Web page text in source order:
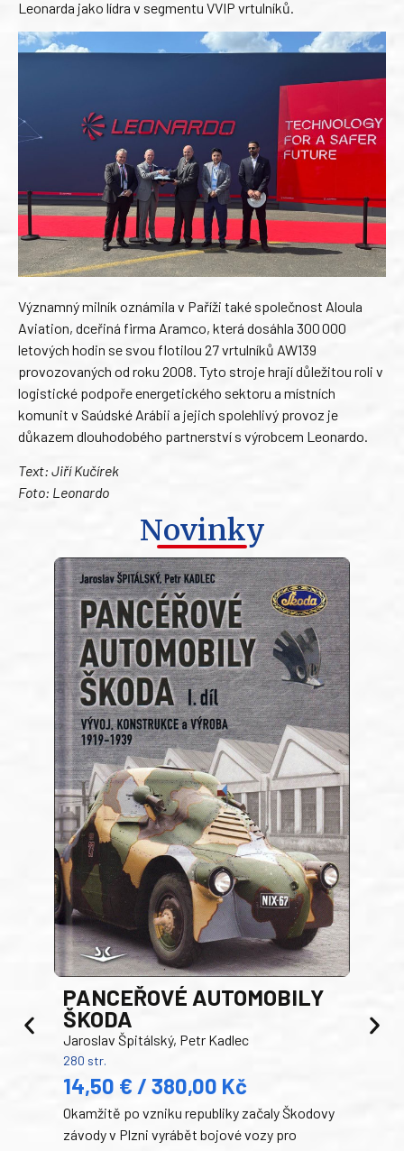
Leonarda jako lídra v segmentu VVIP vrtulníků.
Významný milník oznámila v Paříži také společnost Aloula
Aviation, dceřiná firma Aramco, která dosáhla 300 000
letových hodin se svou flotilou 27 vrtulníků AW139
provozovaných od roku 2008. Tyto stroje hrají důležitou roli v
logistické podpoře energetického sektoru a místních
komunit v Saúdské Arábii a jejich spolehlivý provoz je
důkazem dlouhodobého partnerství s výrobcem Leonardo.
Text: Jiří Kučírek
Foto: Leonardo
Novinky
PANCEŘOVÉ AUTOMOBILY
ŠKODA
Jaroslav Špitálský, Petr Kadlec
280 str.
14,50 € / 380,00 Kč
Okamžitě po vzniku republiky začaly Škodovy
závody v Plzni vyrábět bojové vozy pro